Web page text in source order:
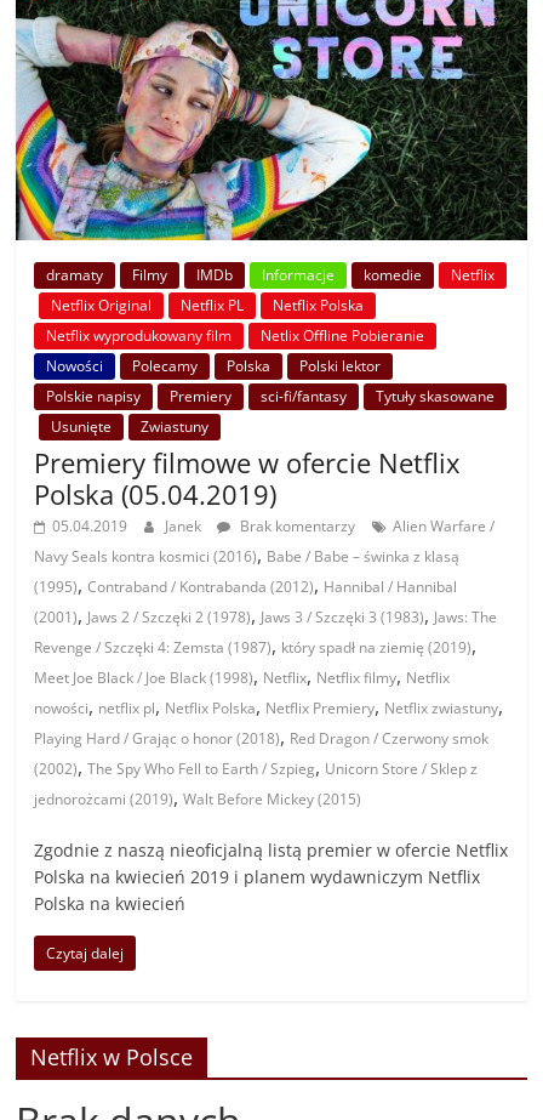
dramaty Filmy IMDb Informacje komedie
Netflix
Netflix Original
Netflix PL
Netflix Polska
Netflix wyprodukowany film
Netlix Offline Pobieranie
Nowości
Polecamy Polska
Polski lektor
Polskie napisy
Premiery sci-fi/fantasy
Tytuły skasowane
Usunięte
Zwiastuny
Premiery filmowe w ofercie Netflix
Polska (05.04.2019)
05.04.2019 Janek Brak komentarzy
Alien Warfare /
Navy Seals kontra kosmici (2016), Babe / Babe – świnka z klasą
(1995),Contraband / Kontrabanda (2012), Hannibal / Hannibal
(2001), Jaws 2 / Szczęki 2 (1978), Jaws 3 / Szczęki 3 (1983), Jaws: The
Revenge / Szczęki 4: Zemsta (1987), który spadł na ziemię (2019),
Meet Joe Black / Joe Black (1998), Netflix, Netflix filmy, Netflix
nowości, netflix pl, Netflix Polska, Netflix Premiery, Netflix zwiastuny,
Playing Hard / Grając o honor (2018), Red Dragon / Czerwony smok
(2002),The Spy Who Fell to Earth / Szpieg, Unicorn Store / Sklep z
jednorożcami (2019),Walt Before Mickey (2015)
Zgodnie z naszą nieoficjalną listą premier w ofercie Netflix
Polska na kwiecień 2019 i planem wydawniczym Netflix
Polska na kwiecień
Czytaj dalej
Netflix w Polsce